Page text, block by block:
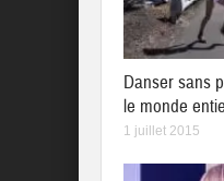
Danser sans
le monde
1 juillet 2015